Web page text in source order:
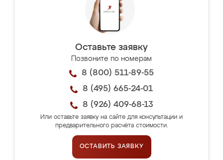
Оставьте заявку
Позвоните по номерам
8 (800) 511-89-55
8 (495) 665-24-01
8 (926) 409-68-13
Или оставьте заявку на сайте для консультации и
предварительного расчёта стоимости.
ОСТАВИТЬ ЗАЯВКУ